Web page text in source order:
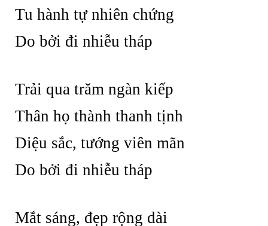
Tu hành tự nhiên chứng
Do bởi đi nhiễu tháp
Trải qua trăm ngàn kiếp
Thân họ thành thanh tịnh
Diệu sắc, tướng viên mãn
Do bởi đi nhiễu tháp
Mắt sáng, đẹp rộng dài